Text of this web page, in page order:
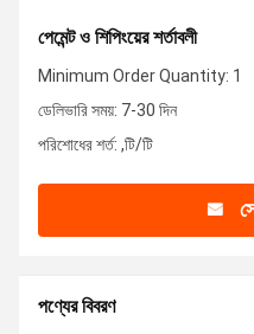
পেমেন্ট ও শিপিংয়ের শর্তাবলী
Minimum Order Quantity: 1
ডেলিভারি সময়: 7-30 দিন
পরিশোধের শর্ত: ,টি/টি
পণ্যের বিবরণ